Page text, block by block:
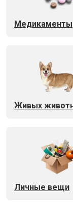
Медикаменты
Живых
Личные вещи